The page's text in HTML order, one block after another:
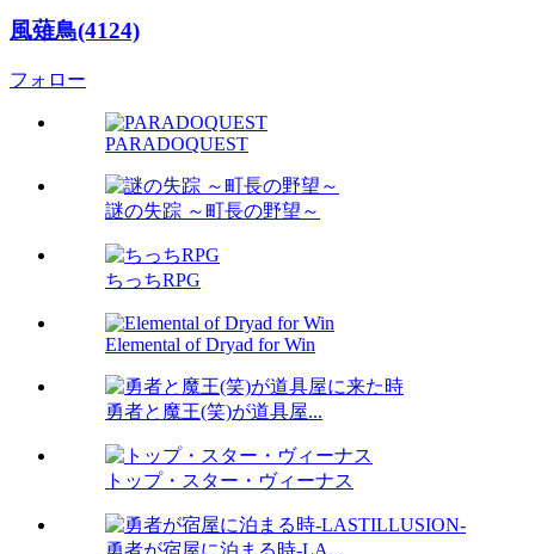
風薙鳥(4124)
フォロー
PARADOQUEST
謎の失踪 ～町長の野望～
ちっちRPG
Elemental of Dryad for Win
勇者と魔王(笑)が道具屋...
トップ・スター・ヴィーナス